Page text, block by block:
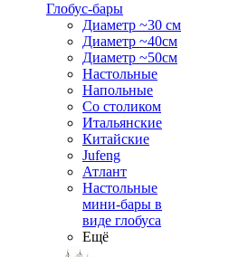
Глобус-бары
Диаметр ~30 см
Диаметр ~40см
Диаметр ~50см
Настольные
Напольные
Со столиком
Итальянские
Китайские
Jufeng
Атлант
Настольные
мини-бары в
виде глобуса
Ещё